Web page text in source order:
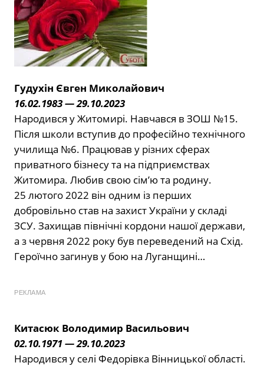
Гудухін Євген Миколайович
16.02.1983 — 29.10.2023
Народився у Житомирі. Навчався в ЗОШ №15.
Після школи вступив до професійно технічного
училища №6. Працював у різних сферах
приватного бізнесу та на підприємствах
Житомира. Любив свою сім’ю та родину.
25 лютого 2022 він одним із перших
добровільно став на захист України у складі
ЗСУ. Захищав північні кордони нашої держави,
а з червня 2022 року був переведений на Схід.
Героїчно загинув у бою на Луганщині…
РЕКЛАМА
Китасюк Володимир Васильович
02.10.1971 — 29.10.2023
Народився у селі Федорівка Вінницької області.